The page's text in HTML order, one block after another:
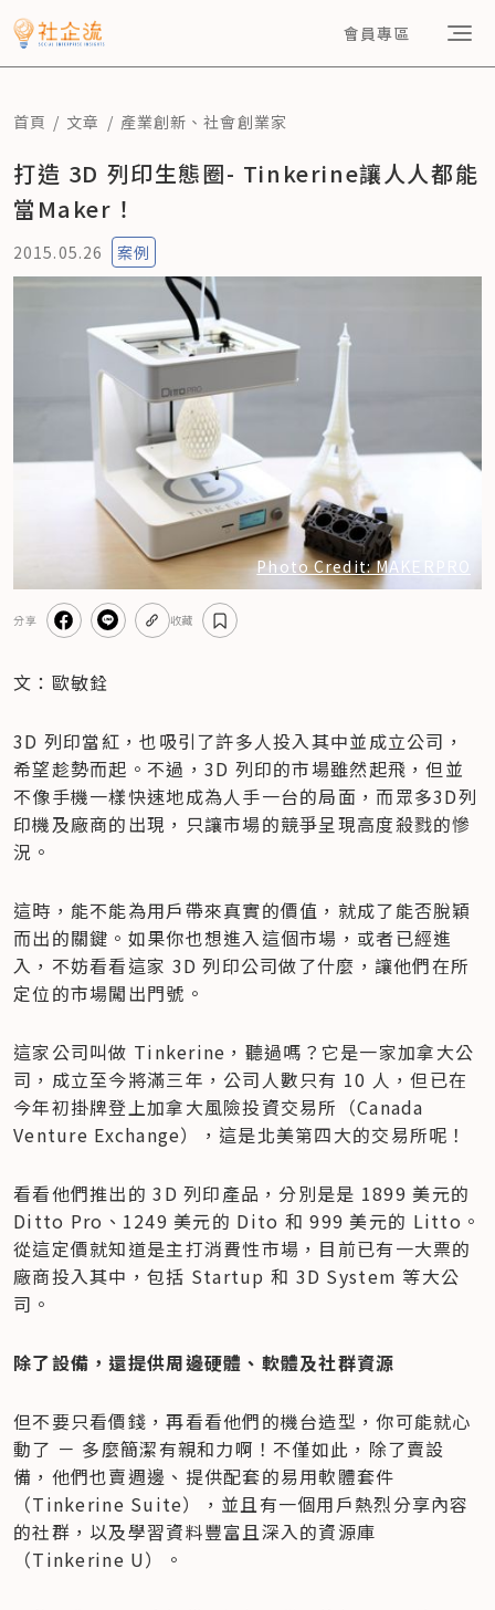
會員專區
首頁 文章 產業創新 、社會創業家
打造 3D 列印生態圈- Tinkerine讓人人都能
當Maker！
2015.05.26 案例
Photo Credit: MAKERPRO
分享 收藏
文：歐敏銓
3D 列印當紅，也吸引了許多人投入其中並成立公司，
希望趁勢而起。不過，3D 列印的市場雖然起飛，但並
不像手機一樣快速地成為人手一台的局面，而眾多3D列
印機及廠商的出現，只讓市場的競爭呈現高度殺戮的慘
況。
這時，能不能為用戶帶來真實的價值，就成了能否脫穎
而出的關鍵。如果你也想進入這個市場，或者已經進
入，不妨看看這家 3D 列印公司做了什麼，讓他們在所
定位的市場闖出門號。
這家公司叫做 Tinkerine，聽過嗎？它是一家加拿大公
司，成立至今將滿三年，公司人數只有 10 人，但已在
今年初掛牌登上加拿大風險投資交易所（Canada
Venture Exchange），這是北美第四大的交易所呢！
看看他們推出的 3D 列印產品，分別是是 1899 美元的
Ditto Pro、1249 美元的 Dito 和 999 美元的 Litto。
從這定價就知道是主打消費性市場，目前已有一大票的
廠商投入其中，包括 Startup 和 3D System 等大公
司。
除了設備，還提供周邊硬體、軟體及社群資源
但不要只看價錢，再看看他們的機台造型，你可能就心
動了 － 多麼簡潔有親和力啊！不僅如此，除了賣設
備，他們也賣週邊、提供配套的易用軟體套件
（Tinkerine Suite），並且有一個用戶熱烈分享內容
的社群，以及學習資料豐富且深入的資源庫
（Tinkerine U）。